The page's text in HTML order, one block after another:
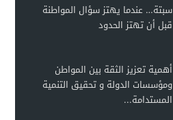
سبتة… عندما يهتز سؤال المواطنة
قبل أن تهتز الحدود
أهمية تعزيز الثقة بين المواطن
ومؤسسات الدولة و تحقيق التنمية
المستدامة...